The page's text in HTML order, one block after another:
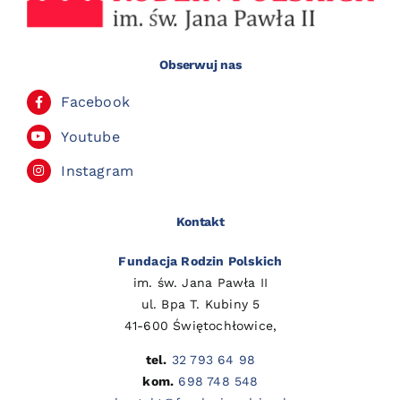
Obserwuj nas
Facebook
Youtube
Instagram
Kontakt
Fundacja Rodzin Polskich
im. św. Jana Pawła II
ul. Bpa T. Kubiny 5
41-600 Świętochłowice,
tel. 32 793 64 98
kom. 698 748 548